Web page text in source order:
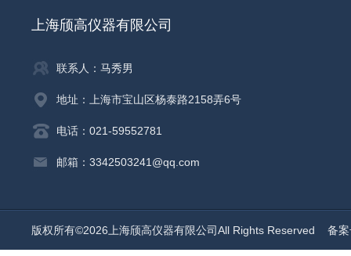
上海颀高仪器有限公司
联系人：马秀男
地址：上海市宝山区杨泰路2158弄6号
电话：021-59552781
邮箱：3342503241@qq.com
版权所有©2026上海颀高仪器有限公司All Rights Reserved 备